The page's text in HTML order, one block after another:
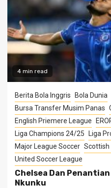
4 min read
Berita Bola Inggris Bola Dunia
Bursa Transfer Musim Panas
English Priemere League
Liga Champions 24/25
Liga
Major League Soccer Scottish
United Soccer League
Chelsea Dan
Nkunku